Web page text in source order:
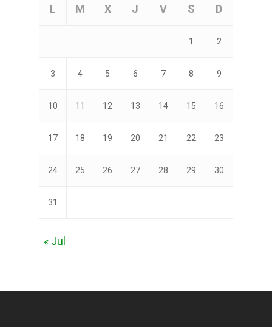
L M X J V S D
1 2
3 4 5 6 7 8 9
10 11 12 13 14 15 16
17 18 19 20 21 22 23
24 25 26 27 28 29 30
31
« Jul